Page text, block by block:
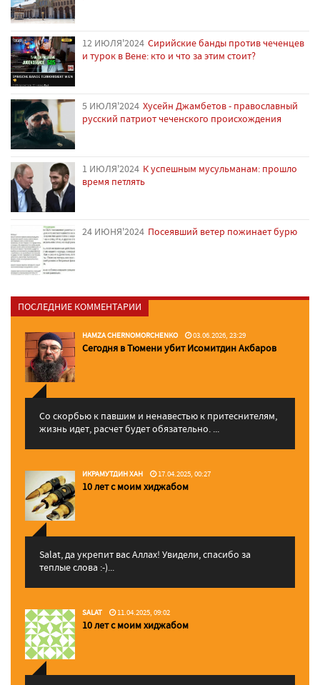
12 ИЮЛЯ'2024 Сирийские банды против чеченцев
и турок в Вене: кто и что за этим стоит?
5 ИЮЛЯ'2024 Хусейн Джамбетов - православный
русский патриот чеченского происхождения
1 ИЮЛЯ'2024 К успешным мусульманам: прошло
время петлять
24 ИЮНЯ'2024 Посеявший ветер пожинает бурю
ПОСЛЕДНИЕ КОММЕНТАРИИ
HAMZA CHERNOMORCHENKO 03.06.2026, 23:29
Сегодня в Тюмени убит Исомитдин Акбаров
Со скорбью к павшим и ненавестью к притеснителям,
жизнь идет, расчет будет обязательно. ...
ИКРАМУТДИН ХАН 17.04.2025, 00:27
10 лет с моим хиджабом
Salat, да укрепит вас Аллаx! Увидели, спасибо за
теплые слова :-)...
SALAT 11.04.2025, 09:02
10 лет с моим хиджабом